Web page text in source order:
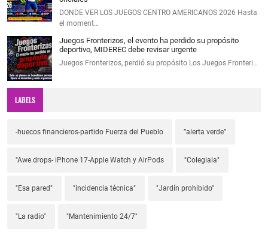
DONDE VER LOS JUEGOS CENTRO AMERICANOS 2026 Hasta
el moment…
Juegos Fronterizos, el evento ha perdido su propósito
deportivo, MIDEREC debe revisar urgente
Juegos Fronterizos, perdió su propósito Los Juegos Fronteri…
LABELS
-huecos financieros-partido Fuerza del Pueblo ”alerta verde”
"Awe drops- iPhone 17-Apple Watch y AirPods "Colegiala"
"Esa pared" "incidencia técnica" "Jardín prohibido"
"La radio" "Mantenimiento 24/7"